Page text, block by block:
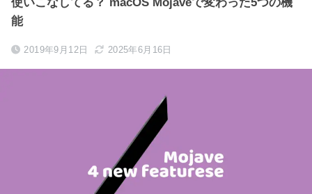
能
2019年9月12日 2025年6月16日